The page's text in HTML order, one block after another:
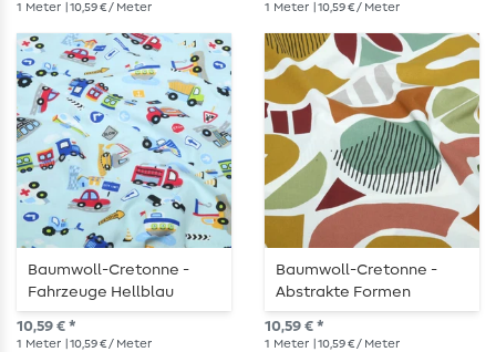
1 Meter | 10,59 € / Meter 1 Meter | 10,59 € / Meter
Baumwoll-Cretonne -
Fahrzeuge Hellblau
10,59 € *
1 Meter | 10,59 € / Meter
Baumwoll-Cretonne -
Abstrakte Formen
Multicolor
10,59 € *
1 Meter | 10,59 € / Meter